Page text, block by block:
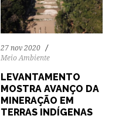
27 nov 2020
Meio Ambiente
LEVANTAMENTO
MOSTRA AVANÇO DA
MINERAÇÃO EM
TERRAS INDÍGENAS